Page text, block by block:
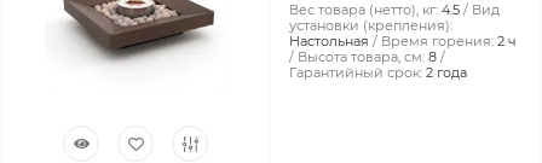
Вес товара (нетто), кг: 4.5
Вид
установки (крепления):
Настольная
Время горения: 2 ч
Высота товара, см: 8
Гарантийный срок: 2 года